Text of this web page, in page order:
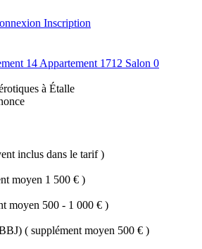
Inscription
14 Appartement 1712 Salon 0
à Étalle
inclus dans le tarif)
moyen 1 500 € )
moyen 500 - 1 000 € )
( supplément moyen 500 € )